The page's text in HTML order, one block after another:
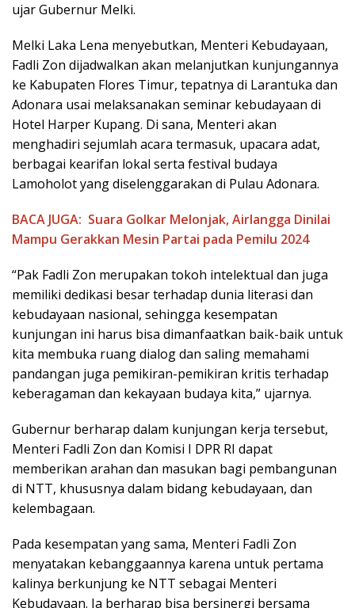
ujar Gubernur Melki.
Melki Laka Lena menyebutkan, Menteri Kebudayaan,
Fadli Zon dijadwalkan akan melanjutkan kunjungannya
ke Kabupaten Flores Timur, tepatnya di Larantuka dan
Adonara usai melaksanakan seminar kebudayaan di
Hotel Harper Kupang. Di sana, Menteri akan
menghadiri sejumlah acara termasuk, upacara adat,
berbagai kearifan lokal serta festival budaya
Lamoholot yang diselenggarakan di Pulau Adonara.
BACA JUGA: Suara Golkar Melonjak, Airlangga Dinilai
Mampu Gerakkan Mesin Partai pada Pemilu 2024
“Pak Fadli Zon merupakan tokoh intelektual dan juga
memiliki dedikasi besar terhadap dunia literasi dan
kebudayaan nasional, sehingga kesempatan
kunjungan ini harus bisa dimanfaatkan baik-baik untuk
kita membuka ruang dialog dan saling memahami
pandangan juga pemikiran-pemikiran kritis terhadap
keberagaman dan kekayaan budaya kita,” ujarnya.
Gubernur berharap dalam kunjungan kerja tersebut,
Menteri Fadli Zon dan Komisi I DPR RI dapat
memberikan arahan dan masukan bagi pembangunan
di NTT, khususnya dalam bidang kebudayaan, dan
kelembagaan.
Pada kesempatan yang sama, Menteri Fadli Zon
menyatakan kebanggaannya karena untuk pertama
kalinya berkunjung ke NTT sebagai Menteri
Kebudayaan. Ia berharap bisa bersinergi bersama